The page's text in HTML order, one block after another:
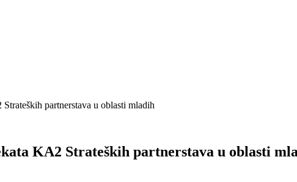
partnerstava u oblasti mladih
KA2 Strateških partnerstava u oblasti